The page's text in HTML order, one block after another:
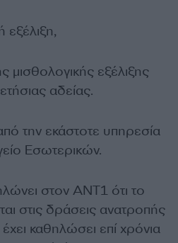
εξέλιξη,
εξέλιξης
αδείας.
την εκάστοτε υπηρεσία
Εσωτερικών.
στον ΑΝΤ1 ότι το
στις δράσεις ανατροπής
καθηλώσει επί χρόνια